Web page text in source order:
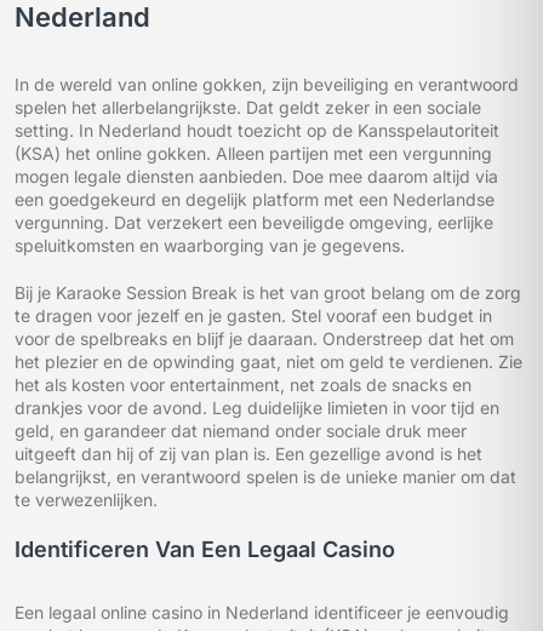
Nederland
In de wereld van online gokken, zijn beveiliging en verantwoord
spelen het allerbelangrijkste. Dat geldt zeker in een sociale
setting. In Nederland houdt toezicht op de Kansspelautoriteit
(KSA) het online gokken. Alleen partijen met een vergunning
mogen legale diensten aanbieden. Doe mee daarom altijd via
een goedgekeurd en degelijk platform met een Nederlandse
vergunning. Dat verzekert een beveiligde omgeving, eerlijke
speluitkomsten en waarborging van je gegevens.
Bij je Karaoke Session Break is het van groot belang om de zorg
te dragen voor jezelf en je gasten. Stel vooraf een budget in
voor de spelbreaks en blijf je daaraan. Onderstreep dat het om
het plezier en de opwinding gaat, niet om geld te verdienen. Zie
het als kosten voor entertainment, net zoals de snacks en
drankjes voor de avond. Leg duidelijke limieten in voor tijd en
geld, en garandeer dat niemand onder sociale druk meer
uitgeeft dan hij of zij van plan is. Een gezellige avond is het
belangrijkst, en verantwoord spelen is de unieke manier om dat
te verwezenlijken.
Identificeren Van Een Legaal Casino
Een legaal online casino in Nederland identificeer je eenvoudig